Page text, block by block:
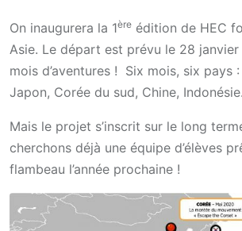
On inaugurera la 1ère édition de HEC
Asie. Le départ est prévu le 28
mois d’aventures ! Six mois, six pays
Japon, Corée du sud, Chine, Indonésie.
Mais le projet s’inscrit sur le long
cherchons déjà une équipe d’élèves
flambeau l’année prochaine !